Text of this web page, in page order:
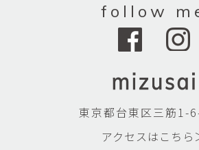
follow
東京都台東区三筋1-
アクセスはこちら